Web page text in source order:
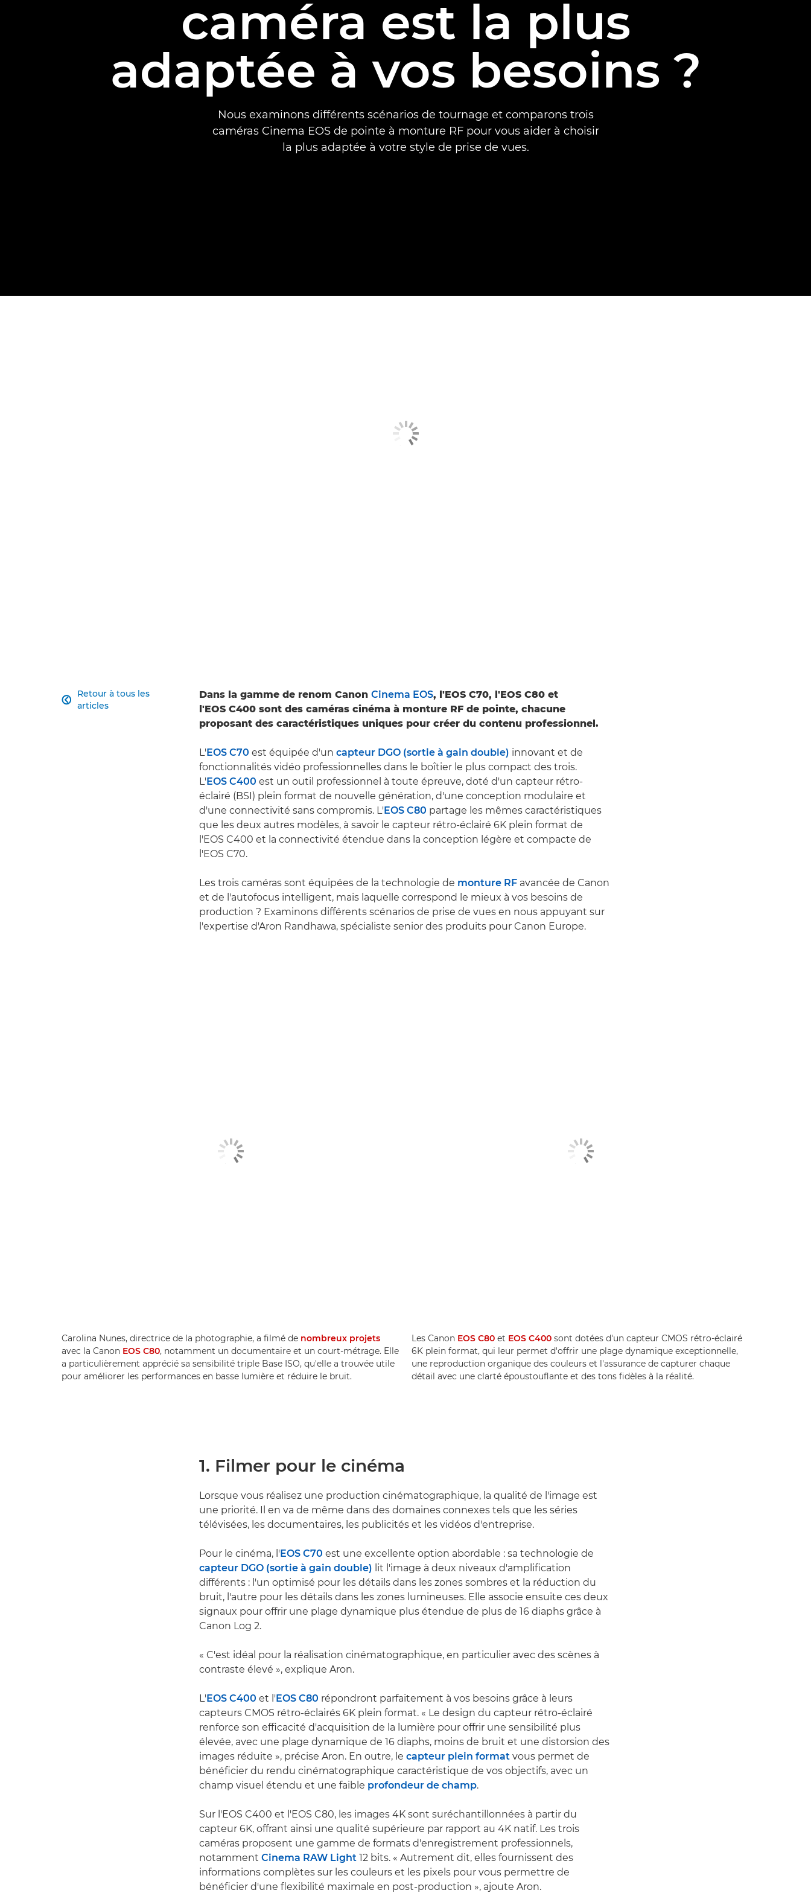
caméra est la plus
adaptée à vos besoins ?
Nous examinons différents scénarios de tournage et comparons trois
caméras Cinema EOS de pointe à monture RF pour vous aider à choisir
la plus adaptée à votre style de prise de vues.
Retour à tous les
articles
 Dans la gamme de renom Canon Cinema EOS, l'EOS C70, l'EOS C80 et
l'EOS C400 sont des caméras cinéma à monture RF de pointe, chacune
proposant des caractéristiques uniques pour créer du contenu professionnel.
L' EOS C70 est équipée d'un capteur DGO (sortie à gain double) innovant et de
fonctionnalités vidéo professionnelles dans le boîtier le plus compact des trois.
L' EOS C400 est un outil professionnel à toute épreuve, doté d'un capteur rétro-
éclairé (BSI) plein format de nouvelle génération, d'une conception modulaire et
d'une connectivité sans compromis. L' EOS C80 partage les mêmes caractéristiques
que les deux autres modèles, à savoir le capteur rétro-éclairé 6K plein format de
l'EOS C400 et la connectivité étendue dans la conception légère et compacte de
l'EOS C70.
Les trois caméras sont équipées de la technologie de monture RF avancée de Canon
et de l'autofocus intelligent, mais laquelle correspond le mieux à vos besoins de
production ? Examinons différents scénarios de prise de vues en nous appuyant sur
l'expertise d'Aron Randhawa, spécialiste senior des produits pour Canon Europe.
Carolina Nunes, directrice de la photographie, a filmé de nombreux projets
avec la Canon EOS C80, notamment un documentaire et un court-métrage. Elle
a particulièrement apprécié sa sensibilité triple Base ISO, qu'elle a trouvée utile
pour améliorer les performances en basse lumière et réduire le bruit.
Les Canon EOS C80 et EOS C400 sont dotées d'un capteur CMOS rétro-éclairé
6K plein format, qui leur permet d'offrir une plage dynamique exceptionnelle,
une reproduction organique des couleurs et l'assurance de capturer chaque
détail avec une clarté époustouflante et des tons fidèles à la réalité.
1. Filmer pour le cinéma
Lorsque vous réalisez une production cinématographique, la qualité de l'image est
une priorité. Il en va de même dans des domaines connexes tels que les séries
télévisées, les documentaires, les publicités et les vidéos d'entreprise.
Pour le cinéma, l' EOS C70 est une excellente option abordable : sa technologie de
capteur DGO (sortie à gain double) lit l'image à deux niveaux d'amplification
différents : l'un optimisé pour les détails dans les zones sombres et la réduction du
bruit, l'autre pour les détails dans les zones lumineuses. Elle associe ensuite ces deux
signaux pour offrir une plage dynamique plus étendue de plus de 16 diaphs grâce à
Canon Log 2.
« C'est idéal pour la réalisation cinématographique, en particulier avec des scènes à
contraste élevé », explique Aron.
L' EOS C400 et l' EOS C80 répondront parfaitement à vos besoins grâce à leurs
capteurs CMOS rétro-éclairés 6K plein format. « Le design du capteur rétro-éclairé
renforce son efficacité d'acquisition de la lumière pour offrir une sensibilité plus
élevée, avec une plage dynamique de 16 diaphs, moins de bruit et une distorsion des
images réduite », précise Aron. En outre, le capteur plein format vous permet de
bénéficier du rendu cinématographique caractéristique de vos objectifs, avec un
champ visuel étendu et une faible profondeur de champ.
Sur l'EOS C400 et l'EOS C80, les images 4K sont suréchantillonnées à partir du
capteur 6K, offrant ainsi une qualité supérieure par rapport au 4K natif. Les trois
caméras proposent une gamme de formats d'enregistrement professionnels,
notamment Cinema RAW Light 12 bits. « Autrement dit, elles fournissent des
informations complètes sur les couleurs et les pixels pour vous permettre de
bénéficier d'une flexibilité maximale en post-production », ajoute Aron.